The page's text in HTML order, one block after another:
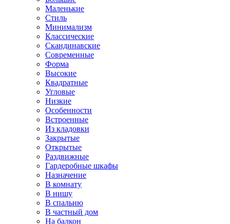
Маленькие
Стиль
Минимализм
Классические
Скандинавские
Современные
Форма
Высокие
Квадратные
Угловые
Низкие
Особенности
Встроенные
Из кладовки
Закрытые
Открытые
Раздвижные
Гардеробные шкафы
Назначение
В комнату
В нишу
В спальню
В частный дом
На балкон